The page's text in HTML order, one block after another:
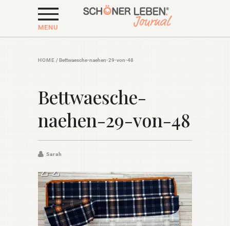
MENU
HOME /Bettwaesche-naehen-29-von-48
Bettwaesche-
naehen-29-von-48
Sarah